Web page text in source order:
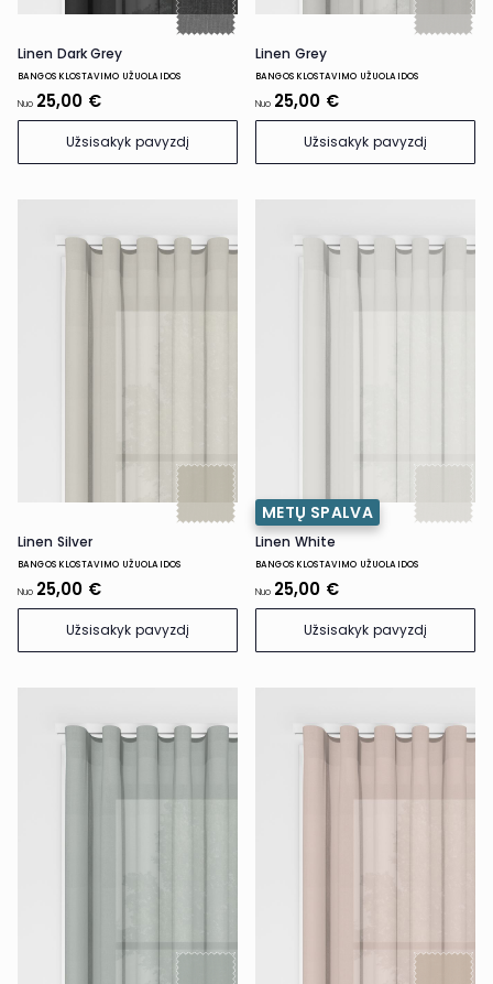
Linen Dark Grey
BANGOS KLOSTAVIMO UŽUOLAIDOS
Nuo 25,00 €
Užsisakyk pavyzdį
Linen Grey
BANGOS KLOSTAVIMO UŽUOLAIDOS
Nuo 25,00 €
Užsisakyk pavyzdį
Linen Silver
BANGOS KLOSTAVIMO UŽUOLAIDOS
Nuo 25,00 €
Užsisakyk pavyzdį
METŲ SPALVA
Linen White
BANGOS KLOSTAVIMO UŽUOLAIDOS
Nuo 25,00 €
Užsisakyk pavyzdį